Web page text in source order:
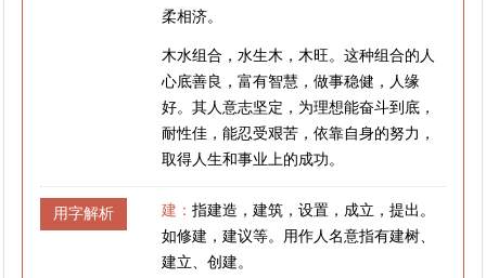
柔相济。
木水组合，水生木，木旺。这种组合的人
心底善良，富有智慧，做事稳健，人缘
好。其人意志坚定，为理想能奋斗到底，
耐性佳，能忍受艰苦，依靠自身的努力，
取得人生和事业上的成功。
用字解析 建：指建造，建筑，设置，成立，提出。
如修建，建议等。用作人名意指有建树、
建立、创建。